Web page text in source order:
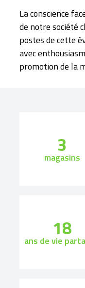
La conscience
de notre société
postes de cette
avec
promotion de la
3
magasins
18
ans de vie